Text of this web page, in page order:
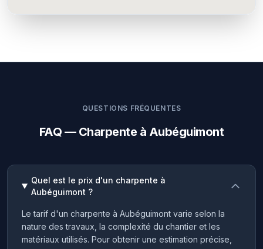
QUESTIONS FRÉQUENTES
FAQ — Charpente à Aubéguimont
Quel est le prix d'un charpente à
Aubéguimont ?
Le tarif d'un charpente à Aubéguimont varie selon la
nature des travaux, la complexité du chantier et les
matériaux utilisés. Pour obtenir une estimation précise,